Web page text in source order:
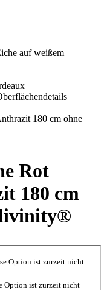
Rot
180 cm
livinity®
Option ist zurzeit nicht
Option ist zurzeit nicht